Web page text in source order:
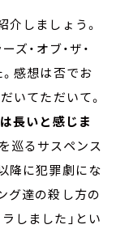
介しましょう。
ズ・オブ・ザ・
感想は否でお
いてただいて。
長いと感じま
巡るサスペンス
降に犯罪劇にな
グ達の殺し方の
しました」とい